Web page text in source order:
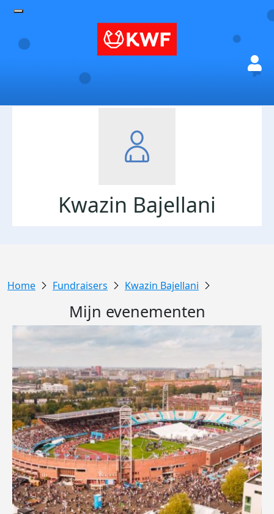
Kwazin Bajellani
Fundraisers Kwazin Bajellani
Mijn evenementen